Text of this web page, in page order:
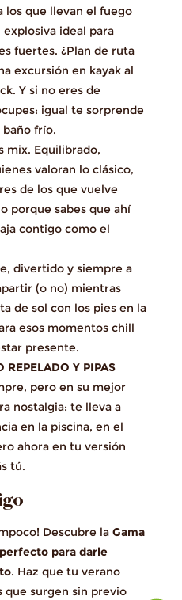
los que llevan el fuego
ideal para
fuertes. ¿Plan de ruta
excursión en kayak al
Y si no eres de
igual te sorprende
frío.
mix. Equilibrado,
valoran lo clásico,
de los que vuelve
porque sabes que ahí
contigo como el
divertido y siempre a
(o no) mientras
de sol con los pies en la
esos momentos chill
presente.
REPELADO Y PIPAS
pero en su mejor
nostalgia: te lleva a
en la piscina, en el
ahora en tu versión
tú.
Descubre la Gama
para darle
. Haz que tu verano
que surgen sin previo